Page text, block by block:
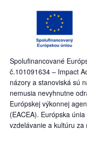
Spolufinancované
č.101091634 – Impact
názory a stanoviská sú
nemusia nevyhnutne
Európskej výkonnej
(EACEA). Európska
vzdelávanie a kultúru za